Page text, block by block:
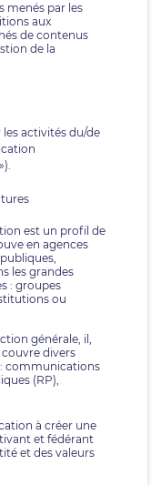
menés par les
aux
de contenus
de la
activités du/de
est un profil de
en agences
les grandes
: groupes
ou
générale, il,
divers
communications
(RP),
à créer une
et fédérant
et des valeurs